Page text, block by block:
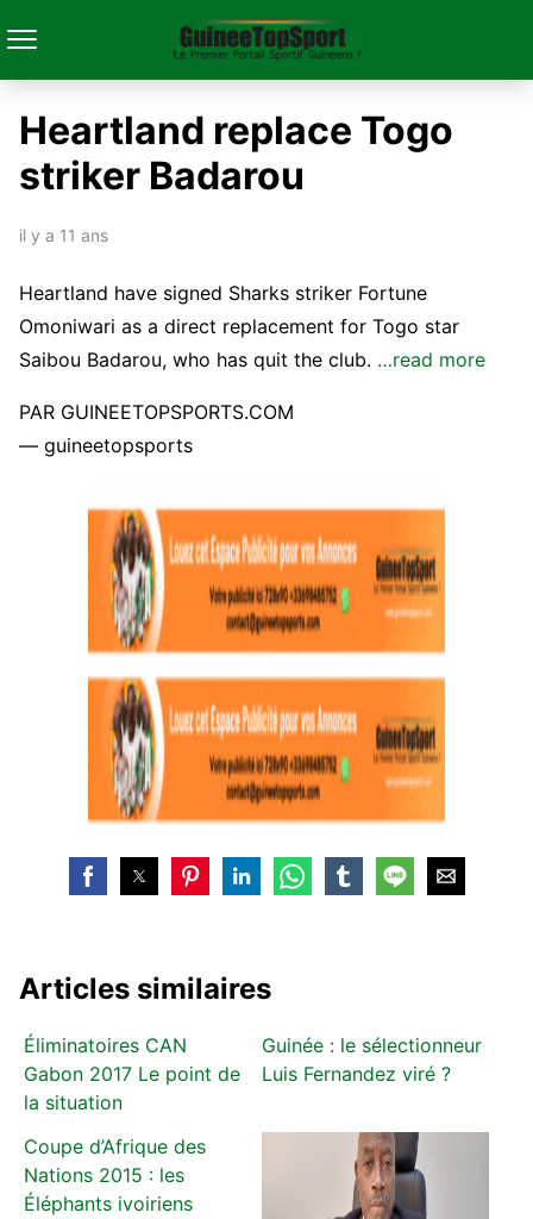
Heartland replace Togo
striker Badarou
il y a 11 ans
Heartland have signed Sharks striker Fortune
Omoniwari as a direct replacement for Togo star
Saibou Badarou, who has quit the club. …read more
PAR GUINEETOPSPORTS.COM
— guineetopsports
Articles similaires
Éliminatoires CAN
Gabon 2017 Le point de
la situation
Guinée : le sélectionneur
Luis Fernandez viré ?
Coupe d’Afrique des
Nations 2015 : les
Éléphants ivoiriens